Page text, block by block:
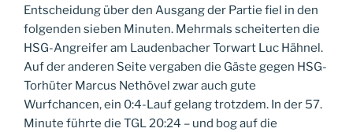
Entscheidung über den Ausgang der Partie fiel in den
folgenden sieben Minuten. Mehrmals scheiterten die
HSG-Angreifer am Laudenbacher Torwart Luc Hähnel.
Auf der anderen Seite vergaben die Gäste gegen HSG-
Torhüter Marcus Nethövel zwar auch gute
Wurfchancen, ein 0:4-Lauf gelang trotzdem. In der 57.
Minute führte die TGL 20:24 – und bog auf die